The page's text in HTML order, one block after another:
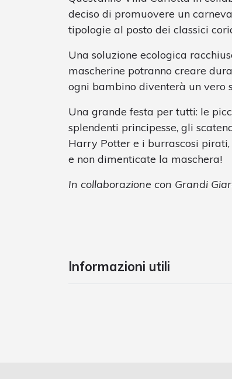
deciso di promuovere un
tipologie al posto dei classici
Una soluzione ecologica
mascherine potranno creare
ogni bambino diventerà un vero
Una grande festa per tutti: le
splendenti principesse, gli
Harry Potter e i burrascosi
e non dimenticate la maschera!
In collaborazione con Grandi
Informazioni utili